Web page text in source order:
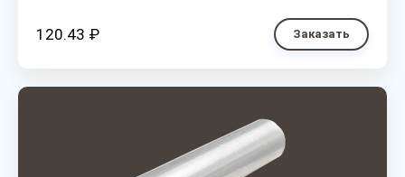
120.43 ₽ Заказать